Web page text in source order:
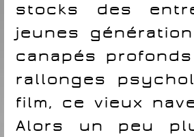
stocks des
jeunes
canapés
rallonges
film, ce vieux
Alors un peu